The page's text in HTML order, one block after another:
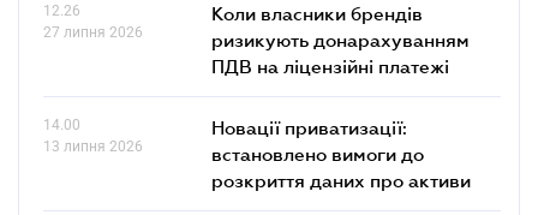
12.26
27 липня 2026
Коли власники брендів
ризикують донарахуванням
ПДВ на ліцензійні платежі
14.00
13 липня 2026
Новації приватизації:
встановлено вимоги до
розкриття даних про активи